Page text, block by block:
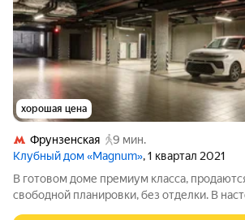
хорошая цена
Фрунзенская
9 мин.
Клубный дом «Magnum», 1 квартал 2021
В готовом доме премиум класса,
свободной планировки, без отделки. В